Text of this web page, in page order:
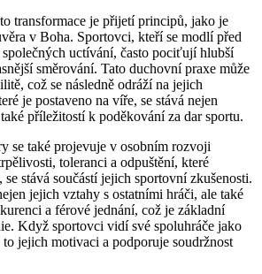
transformace je přijetí principů, jako je
v Boha. Sportovci, kteří se modlí před
společných uctívání, často pociťují hlubší
směrování. Tato duchovní praxe může
což se následně odráží na jejich
je postaveno na víře, se stává nejen
příležitostí k poděkování za dar sportu.
se také projevuje v osobním rozvoji
toleranci a odpuštění, které
stává součástí jejich sportovní zkušenosti.
jejich vztahy s ostatními hráči, ale také
a férové jednání, což je základní
Když sportovci vidí své spoluhráče jako
jejich motivaci a podporuje soudržnost